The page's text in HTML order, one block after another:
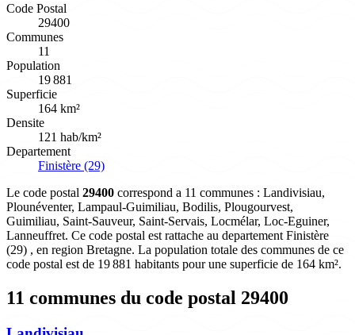
Code Postal
29400
Communes
11
Population
19 881
Superficie
164 km²
Densite
121 hab/km²
Departement
Finistère (29)
Le code postal 29400 correspond a 11 communes : Landivisiau,
Plounéventer, Lampaul-Guimiliau, Bodilis, Plougourvest,
Guimiliau, Saint-Sauveur, Saint-Servais, Locmélar, Loc-Eguiner,
Lanneuffret. Ce code postal est rattache au departement Finistère
(29) , en region Bretagne. La population totale des communes de ce
code postal est de 19 881 habitants pour une superficie de 164 km².
11 communes du code postal 29400